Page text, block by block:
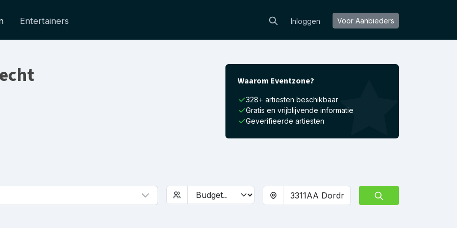
Entertainers Inloggen Voor Aanbieders
Waarom Eventzone?
328+ artiesten beschikbaar
Gratis en vrijblijvende informatie
Geverifieerde artiesten